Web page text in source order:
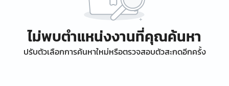
ไม่พบตำแหน่งงานที่คุณค้นหา
ปรับตัวเลือกการค้นหาใหม่หรือตรวจสอบตัวสะกดอีกครั้ง